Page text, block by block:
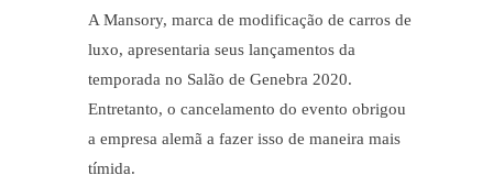
A Mansory, marca de modificação de carros de
luxo, apresentaria seus lançamentos da
temporada no Salão de Genebra 2020.
Entretanto, o cancelamento do evento obrigou
a empresa alemã a fazer isso de maneira mais
tímida.